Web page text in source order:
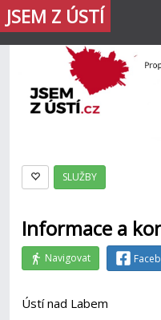
JSEM Z ÚSTÍ
SLUŽBY
Informace a
Navigovat
Ústí nad Labem